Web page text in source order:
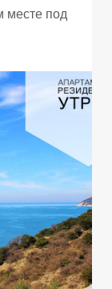
месте под